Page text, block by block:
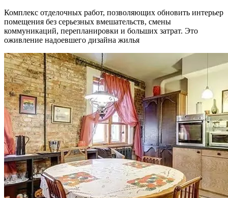
Комплекс отделочных работ, позволяющих обновить интерьер
помещения без серьезных вмешательств, смены
коммуникаций, перепланировки и больших затрат. Это
оживление надоевшего дизайна жилья